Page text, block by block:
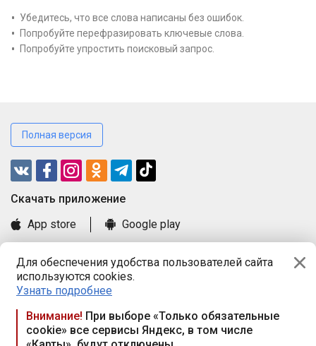
Для обеспечения удобства пользователей сайта
используются cookies.
Узнать подробнее
Внимание! При выборе «Только обязательные
cookie» все сервисы Яндекс, в том числе
Убедитесь, что все слова написаны без ошибок.
Попробуйте перефразировать ключевые слова.
Попробуйте упростить поисковый запрос.
Полная версия
Cкачать приложение
App store
Google play
Книга замечаний и предложений
Правила и документы
Praca.by © 2000—2026, ООО «ПРАЦА БАЙ»
Республика Беларусь, 220114, г. Минск, пр-т Независимости
117а, пом. № 9.